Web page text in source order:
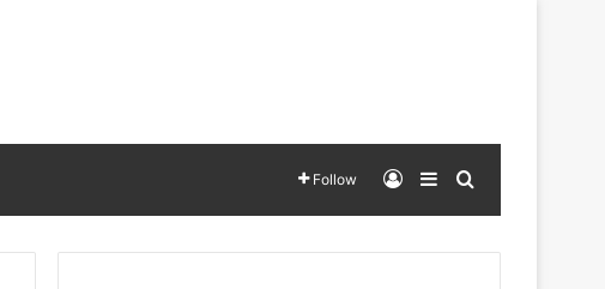
Follow Log InSidebarSearch for